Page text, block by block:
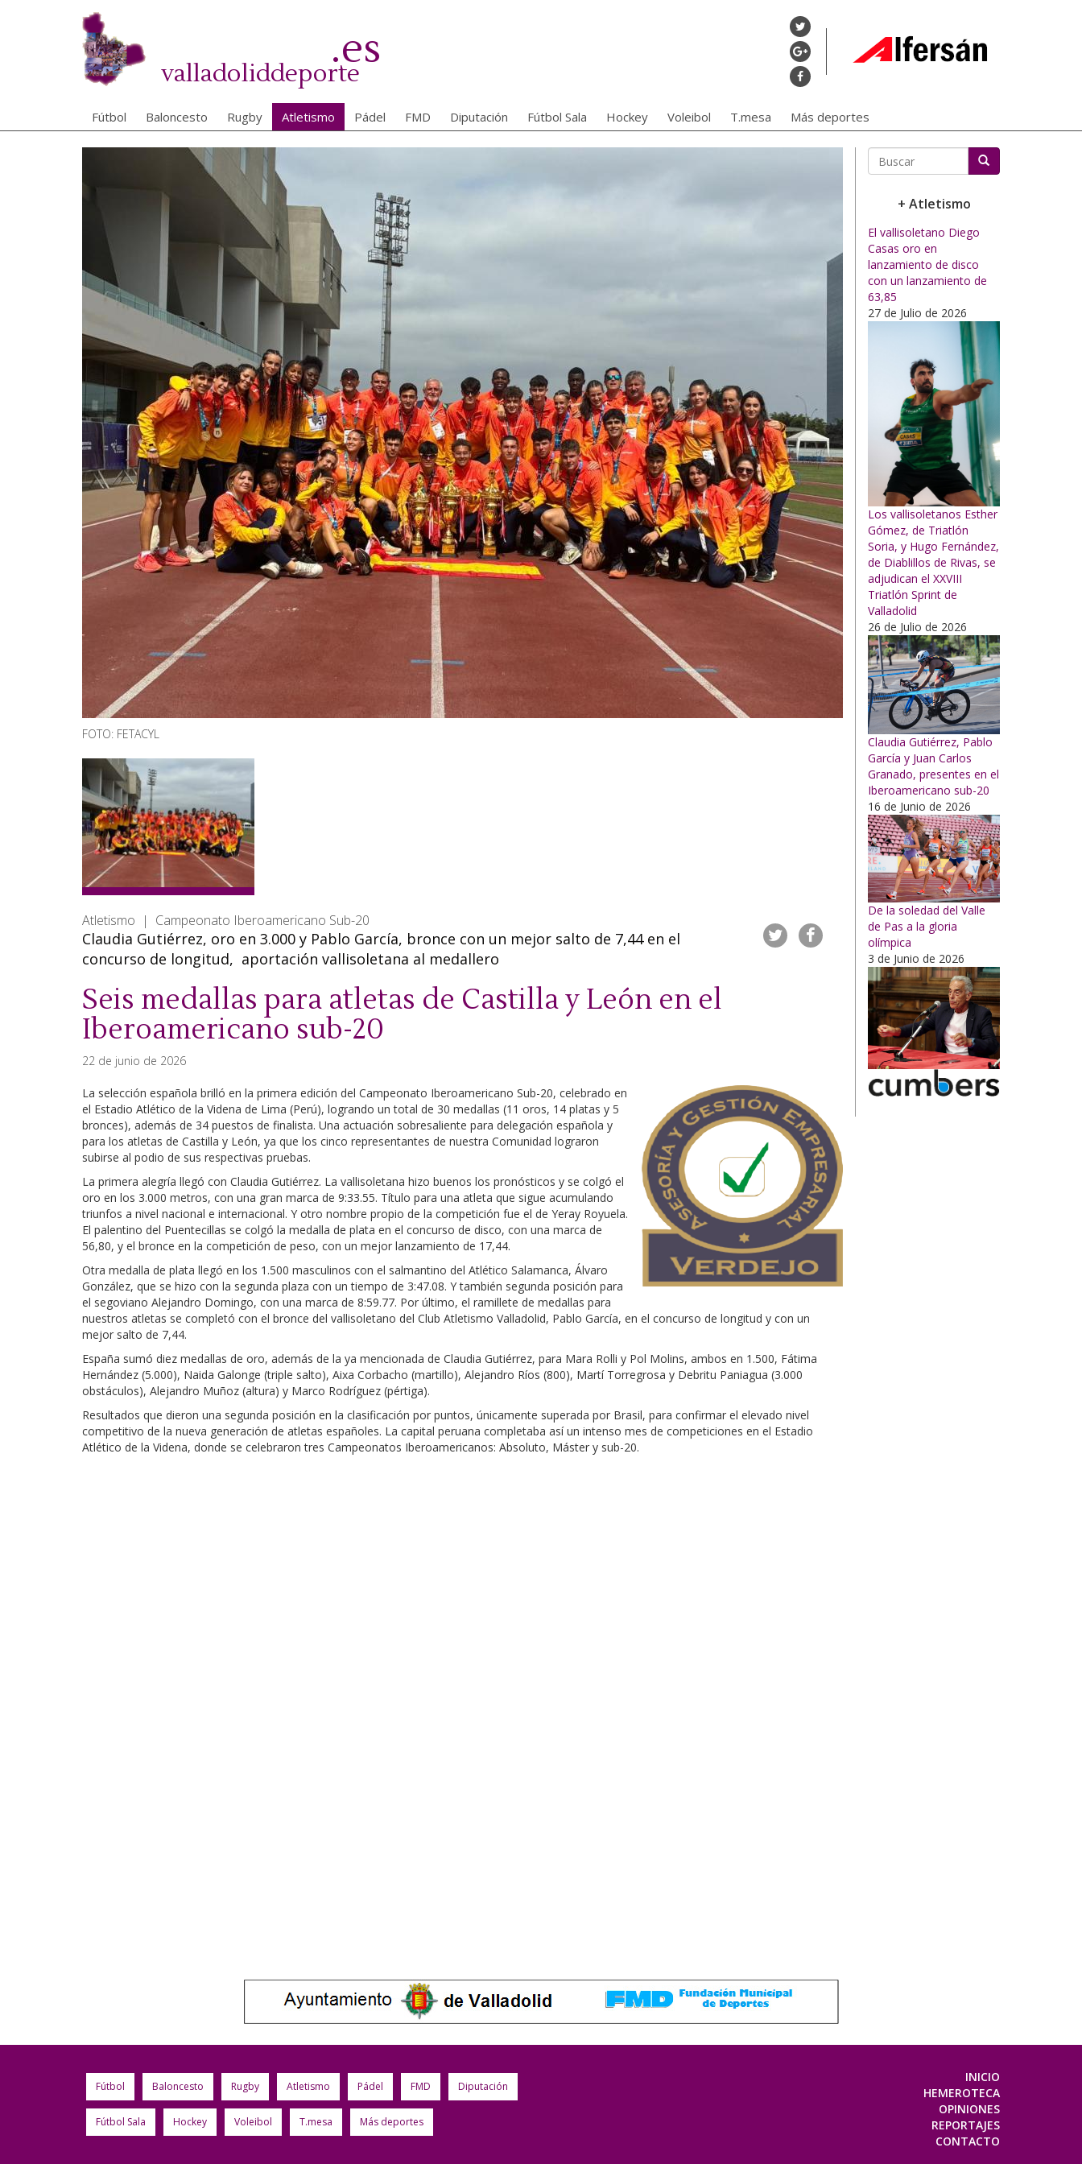
valladoliddeporte
.es
Fútbol Baloncesto Rugby Atletismo Pádel FMD Diputación Fútbol Sala Hockey Voleibol T.mesa Más deportes
FOTO: FETACYL
Atletismo | Campeonato Iberoamericano Sub-20
Claudia Gutiérrez, oro en 3.000 y Pablo García, bronce con un mejor salto de 7,44 en el
concurso de longitud, aportación vallisoletana al medallero
Seis medallas para atletas de Castilla y León en el
Iberoamericano sub-20
22 de junio de 2026
La selección española brilló en la primera edición del Campeonato Iberoamericano Sub-20, celebrado en
el Estadio Atlético de la Videna de Lima (Perú), logrando un total de 30 medallas (11 oros, 14 platas y 5
bronces), además de 34 puestos de finalista. Una actuación sobresaliente para delegación española y
para los atletas de Castilla y León, ya que los cinco representantes de nuestra Comunidad lograron
subirse al podio de sus respectivas pruebas.
La primera alegría llegó con Claudia Gutiérrez. La vallisoletana hizo buenos los pronósticos y se colgó el
oro en los 3.000 metros, con una gran marca de 9:33.55. Título para una atleta que sigue acumulando
triunfos a nivel nacional e internacional. Y otro nombre propio de la competición fue el de Yeray Royuela.
El palentino del Puentecillas se colgó la medalla de plata en el concurso de disco, con una marca de
56,80, y el bronce en la competición de peso, con un mejor lanzamiento de 17,44.
Otra medalla de plata llegó en los 1.500 masculinos con el salmantino del Atlético Salamanca, Álvaro
González, que se hizo con la segunda plaza con un tiempo de 3:47.08. Y también segunda posición para
el segoviano Alejandro Domingo, con una marca de 8:59.77. Por último, el ramillete de medallas para
nuestros atletas se completó con el bronce del vallisoletano del Club Atletismo Valladolid, Pablo García, en el concurso de longitud y con un
mejor salto de 7,44.
España sumó diez medallas de oro, además de la ya mencionada de Claudia Gutiérrez, para Mara Rolli y Pol Molins, ambos en 1.500, Fátima
Hernández (5.000), Naida Galonge (triple salto), Aixa Corbacho (martillo), Alejandro Ríos (800), Martí Torregrosa y Debritu Paniagua (3.000
obstáculos), Alejandro Muñoz (altura) y Marco Rodríguez (pértiga).
Resultados que dieron una segunda posición en la clasificación por puntos, únicamente superada por Brasil, para confirmar el elevado nivel
competitivo de la nueva generación de atletas españoles. La capital peruana completaba así un intenso mes de competiciones en el Estadio
Atlético de la Videna, donde se celebraron tres Campeonatos Iberoamericanos: Absoluto, Máster y sub-20.
+ Atletismo
El vallisoletano Diego
Casas oro en
lanzamiento de disco
con un lanzamiento de
63,85
27 de Julio de 2026
Los vallisoletanos Esther
Gómez, de Triatlón
Soria, y Hugo Fernández,
de Diablillos de Rivas, se
adjudican el XXVIII
Triatlón Sprint de
Valladolid
26 de Julio de 2026
Claudia Gutiérrez, Pablo
García y Juan Carlos
Granado, presentes en el
Iberoamericano sub-20
16 de Junio de 2026
De la soledad del Valle
de Pas a la gloria
olímpica
3 de Junio de 2026
Fútbol Baloncesto Rugby Atletismo Pádel FMD Diputación
Fútbol Sala Hockey Voleibol T.mesa Más deportes
INICIO
HEMEROTECA
OPINIONES
REPORTAJES
CONTACTO